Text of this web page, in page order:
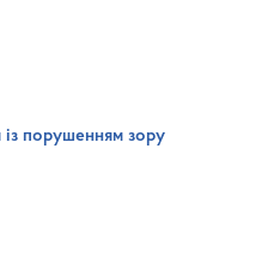
порушенням зору